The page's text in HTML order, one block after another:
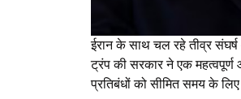
ईरान के साथ चल रहे तीव्र संघर्ष
ट्रंप की सरकार ने एक
प्रतिबंधों को सीमित समय के